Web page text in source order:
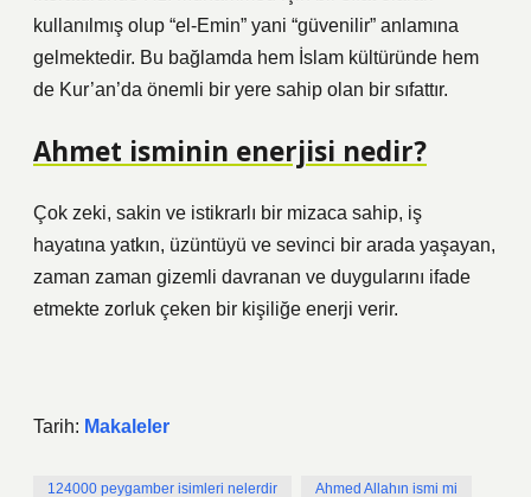
kullanılmış olup “el-Emin” yani “güvenilir” anlamına
gelmektedir. Bu bağlamda hem İslam kültüründe hem
de Kur’an’da önemli bir yere sahip olan bir sıfattır.
Ahmet isminin enerjisi nedir?
Çok zeki, sakin ve istikrarlı bir mizaca sahip, iş
hayatına yatkın, üzüntüyü ve sevinci bir arada yaşayan,
zaman zaman gizemli davranan ve duygularını ifade
etmekte zorluk çeken bir kişiliğe enerji verir.
Tarih: Makaleler
124000 peygamber isimleri nelerdir Ahmed Allahın ismi mi